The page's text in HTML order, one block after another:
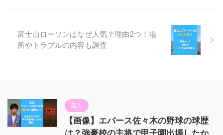
富士山ローソンはなぜ人気？理由2つ！場
所やトラブルの内容も調査
芸人
【画像】エバース佐々木の野球の球歴